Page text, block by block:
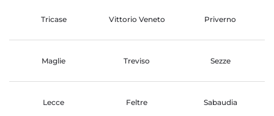
Tricase Vittorio Veneto Priverno
Maglie Treviso Sezze
Lecce Feltre Sabaudia